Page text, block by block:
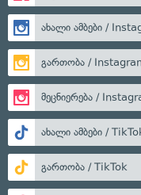
ახალი ამბები /
გართობა /
მეცნიერება /
ახალი ამბები /
გართობა / TikTok